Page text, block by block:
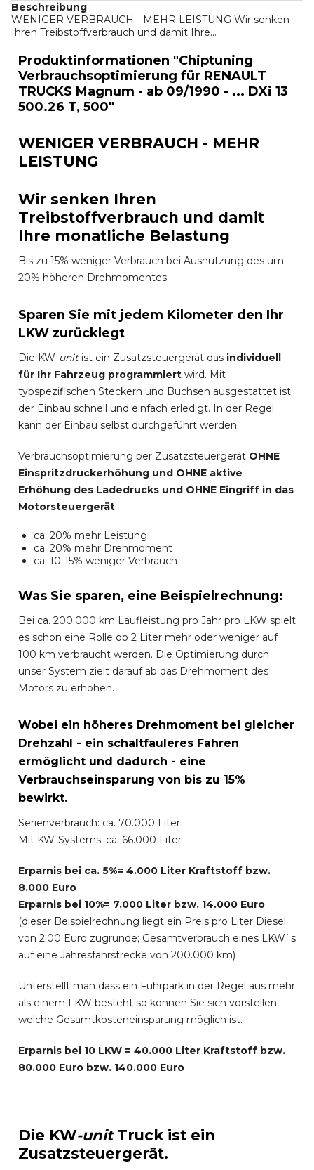
Beschreibung
WENIGER VERBRAUCH - MEHR LEISTUNG Wir senken
Ihren Treibstoffverbrauch und damit Ihre...
Produktinformationen "Chiptuning
Verbrauchsoptimierung für RENAULT
TRUCKS Magnum - ab 09/1990 - ... DXi 13
500.26 T, 500"
WENIGER VERBRAUCH - MEHR
LEISTUNG
Wir senken Ihren
Treibstoffverbrauch und damit
Ihre monatliche Belastung
Bis zu 15% weniger Verbrauch bei Ausnutzung des um
20% höheren Drehmomentes.
Sparen Sie mit jedem Kilometer den Ihr
LKW zurücklegt
Die KW-unitist ein Zusatzsteuergerät das individuell
für Ihr Fahrzeug programmiert wird. Mit
typspezifischen Steckern und Buchsen ausgestattet ist
der Einbau schnell und einfach erledigt. In der Regel
kann der Einbau selbst durchgeführt werden.
Verbrauchsoptimierung per Zusatzsteuergerät OHNE
Einspritzdruckerhöhung und OHNE aktive
Erhöhung des Ladedrucks und OHNE Eingriff in das
Motorsteuergerät
ca. 20% mehr Leistung
ca. 20% mehr Drehmoment
ca. 10-15% weniger Verbrauch
Was Sie sparen, eine Beispielrechnung:
Bei ca. 200.000 km Laufleistung pro Jahr pro LKW spielt
es schon eine Rolle ob 2 Liter mehr oder weniger auf
100 km verbraucht werden. Die Optimierung durch
unser System zielt darauf ab das Drehmoment des
Motors zu erhöhen.
Wobei ein höheres Drehmoment bei gleicher
Drehzahl - ein schaltfauleres Fahren
ermöglicht und dadurch - eine
Verbrauchseinsparung von bis zu 15%
bewirkt.
Serienverbrauch: ca. 70.000 Liter
Mit KW-Systems: ca. 66.000 Liter
Erparnis bei ca. 5%= 4.000 Liter Kraftstoff bzw.
8.000 Euro
Erparnis bei 10%= 7.000 Liter bzw. 14.000 Euro
(dieser Beispielrechnung liegt ein Preis pro Liter Diesel
von 2.00 Euro zugrunde; Gesamtverbrauch eines LKW`s
auf eine Jahresfahrstrecke von 200.000 km)
Unterstellt man dass ein Fuhrpark in der Regel aus mehr
als einem LKW besteht so können Sie sich vorstellen
welche Gesamtkosteneinsparung möglich ist.
Erparnis bei 10 LKW = 40.000 Liter Kraftstoff bzw.
80.000 Euro bzw. 140.000 Euro
Die KW-unit Truckist ein
Zusatzsteuergerät.